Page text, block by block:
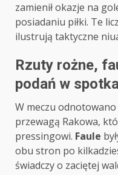
zamienił okazje na
posiadaniu piłki. Te
ilustrują taktyczne
Rzuty rożne,
podań w
W meczu odnotowano
przewagą Rakowa,
pressingowi. Faule
obu stron po
świadczy o zaciętej